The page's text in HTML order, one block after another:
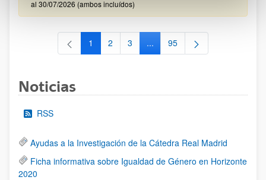
al 30/07/2026 (ambos incluídos)
Página
1 Página
2 Página
3 ...Páginas intermedias Use TAB
Página
95
Noticias
RSS
Ayudas a la Investigación de la Cátedra Real Madrid
Ficha informativa sobre Igualdad de Género en Horizonte
2020